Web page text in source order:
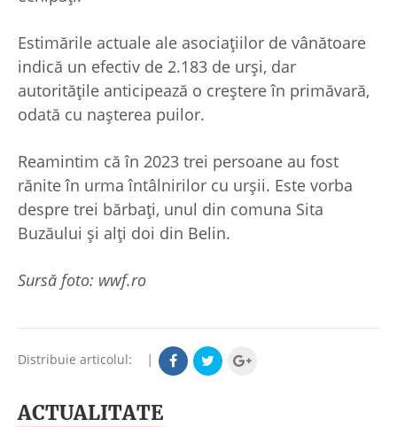
Estimările actuale ale asociațiilor de vânătoare
indică un efectiv de 2.183 de urși, dar
autoritățile anticipează o creștere în primăvară,
odată cu nașterea puilor.
Reamintim că în 2023 trei persoane au fost
rănite în urma întâlnirilor cu urșii. Este vorba
despre trei bărbați, unul din comuna Sita
Buzăului și alți doi din Belin.
Sursă foto: wwf.ro
Distribuie articolul: |
ACTUALITATE